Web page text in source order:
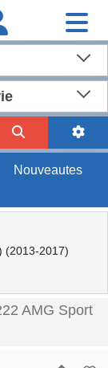
Nouveautes
(2013-2017)
AMG Sport